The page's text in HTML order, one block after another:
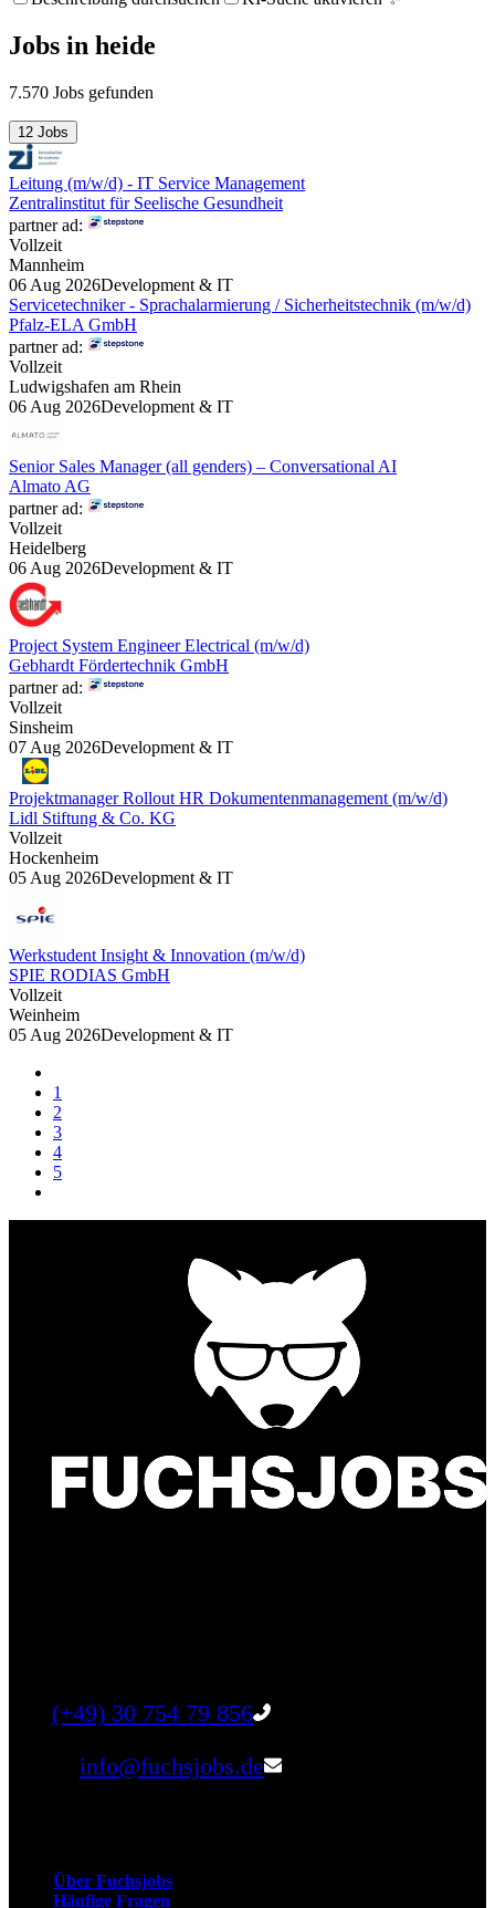
Jobs in heide
7.570 Jobs gefunden
12 Jobs
Leitung (m/w/d) - IT Service Management
Zentralinstitut für Seelische Gesundheit
partner ad:
Vollzeit
Mannheim
06 Aug 2026Development & IT
Servicetechniker - Sprachalarmierung / Sicherheitstechnik (m/w/d)
Pfalz-ELA GmbH
partner ad:
Vollzeit
Ludwigshafen am Rhein
06 Aug 2026Development & IT
Senior Sales Manager (all genders) – Conversational AI
Almato AG
partner ad:
Vollzeit
Heidelberg
06 Aug 2026Development & IT
Project System Engineer Electrical (m/w/d)
Gebhardt Fördertechnik GmbH
partner ad:
Vollzeit
Sinsheim
07 Aug 2026Development & IT
Projektmanager Rollout HR Dokumentenmanagement (m/w/d)
Lidl Stiftung & Co. KG
Vollzeit
Hockenheim
05 Aug 2026Development & IT
Werkstudent Insight & Innovation (m/w/d)
SPIE RODIAS GmbH
Vollzeit
Weinheim
05 Aug 2026Development & IT
1
2
3
4
5
(+49) 30 754 79 856
info@fuchsjobs.de
Über Fuchsjobs
Häufige Fragen